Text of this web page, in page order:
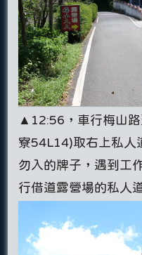
▲12:56，車行梅山
寮54L14)取右上私人
勿入的牌子，遇到工
行借道露營場的私人